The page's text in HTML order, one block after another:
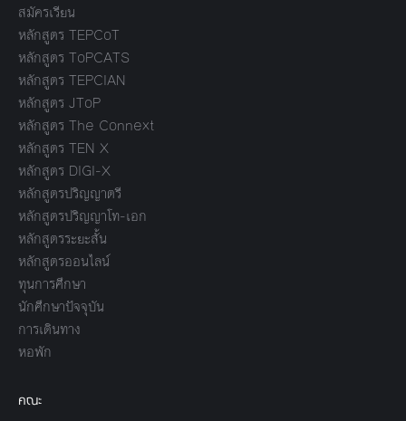
สมัครเรียน
หลักสูตร TEPCoT
หลักสูตร ToPCATS
หลักสูตร TEPCIAN
หลักสูตร JToP
หลักสูตร The Connext
หลักสูตร TEN X
หลักสูตร DIGI-X
หลักสูตรปริญญาตรี
หลักสูตรปริญญาโท-เอก
หลักสูตรระยะสั้น
หลักสูตรออนไลน์
ทุนการศึกษา
นักศึกษาปัจจุบัน
การเดินทาง
หอพัก
คณะ